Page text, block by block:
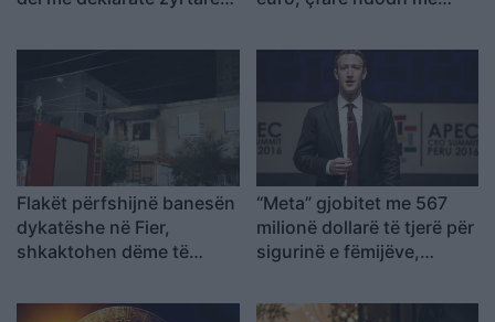
Flakët përfshijnë banesën
dykatëshe në Fier,
shkaktohen dëme të
“Meta” gjobitet me 567
milionë dollarë të tjerë për
sigurinë e fëmijëve,